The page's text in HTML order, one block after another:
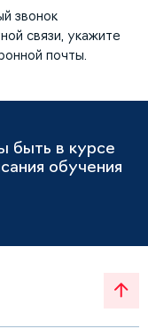
звонок
связи, укажите
почты.
быть в курсе
обучения